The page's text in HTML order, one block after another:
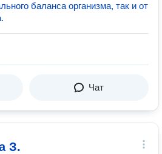
баланса организма, так и от
Чат
З.